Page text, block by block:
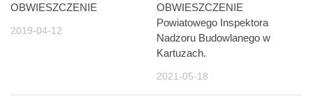
OBWIESZCZENIE
2019-04-12
OBWIESZCZENIE
Powiatowego Inspektora
Nadzoru Budowlanego w
Kartuzach.
2021-05-18